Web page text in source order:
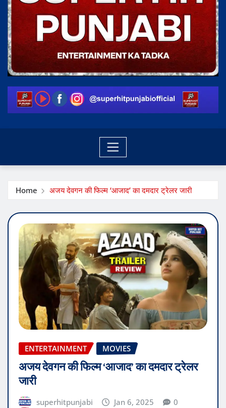
Home अजय देवगन की फिल्म ‘आजाद’ का दमदार ट्रेलर जारी
ENTERTAINMENT MOVIES
अजय देवगन की फिल्म ‘आजाद’ का दमदार ट्रेलर
जारी
superhitpunjabi Jan 6, 2025 0